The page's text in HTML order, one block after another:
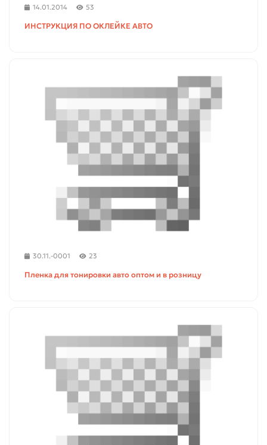
14.01.2014 53
ИНСТРУКЦИЯ ПО ОКЛЕЙКЕ АВТО
30.11.-0001 23
Пленка для тонировки авто оптом и в розницу